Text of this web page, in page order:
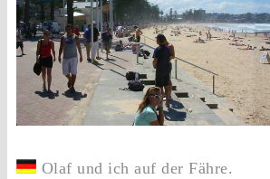
Olaf und ich auf der Fähre.